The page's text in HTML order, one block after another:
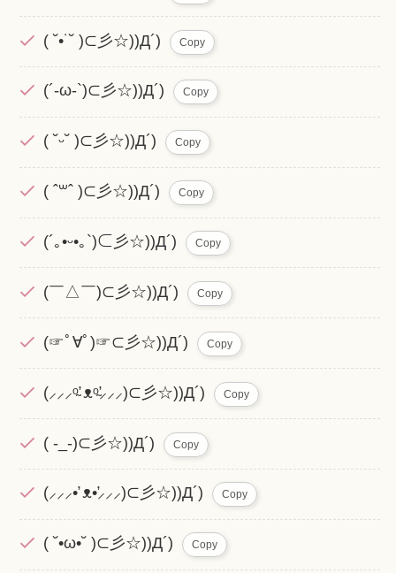
( ˘•˙˘ )⊂彡☆))Д´) Copy
(´-ω-`)⊂彡☆))Д´) Copy
( ˘ᵕ˘ )⊂彡☆))Д´) Copy
( ˆ꒳ˆ )⊂彡☆))Д´) Copy
(´｡•ᵕ•｡`)⊂彡☆))Д´) Copy
(￣△￣)⊂彡☆))Д´) Copy
(☞ﾟ∀ﾟ)☞⊂彡☆))Д´) Copy
(⸝⸝⸝ᵒ̴̛ ᴥᵒ̴̛⸝⸝⸝)⊂彡☆))Д´) Copy
( -_-)⊂彡☆))Д´) Copy
(⸝⸝⸝•̛ ᴥ•̛⸝⸝⸝)⊂彡☆))Д´) Copy
( ˘•ω•˘ )⊂彡☆))Д´) Copy